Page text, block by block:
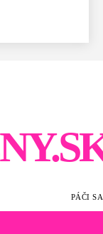
PÁČI SA